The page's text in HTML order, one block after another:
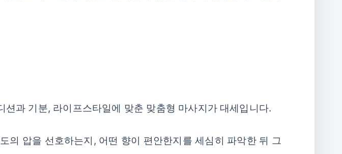
과 기분, 라이프스타일에 맞춘 맞춤형 마사지가 대세입니다.
의 압을 선호하는지, 어떤 향이 편안한지를 세심히 파악한 뒤 그